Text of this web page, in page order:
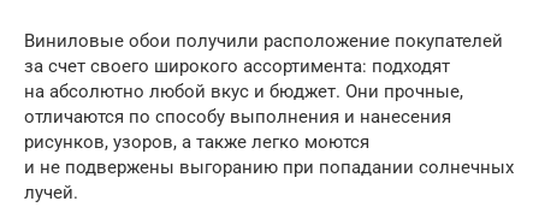
Виниловые обои получили расположение покупателей
за счет своего широкого ассортимента: подходят
на абсолютно любой вкус и бюджет. Они прочные,
отличаются по способу выполнения и нанесения
рисунков, узоров, а также легко моются
и не подвержены выгоранию при попадании солнечных
лучей.